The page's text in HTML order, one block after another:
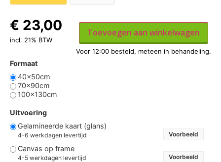
Formaat
40x50cm
70x90cm
100x130cm
Uitvoering
Gelamineerde kaart (glans)
4-6 werkdagen levertijd Voorbeeld
Canvas op frame
4-5 werkdagen levertijd Voorbeeld
€ 23,00
incl. 21% BTW
Toevoegen aan winkelwagen